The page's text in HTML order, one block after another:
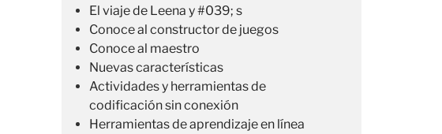
El viaje de Leena y #039; s
Conoce al constructor de juegos
Conoce al maestro
Nuevas características
Actividades y herramientas de
codificación sin conexión
Herramientas de aprendizaje en línea